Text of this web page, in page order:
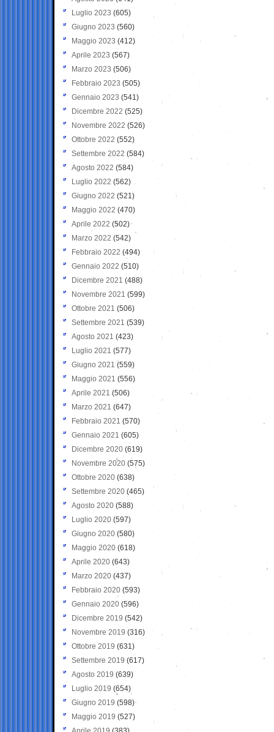
Luglio 2023 (605)
Giugno 2023 (560)
Maggio 2023 (412)
Aprile 2023 (567)
Marzo 2023 (506)
Febbraio 2023 (505)
Gennaio 2023 (541)
Dicembre 2022 (525)
Novembre 2022 (526)
Ottobre 2022 (552)
Settembre 2022 (584)
Agosto 2022 (584)
Luglio 2022 (562)
Giugno 2022 (521)
Maggio 2022 (470)
Aprile 2022 (502)
Marzo 2022 (542)
Febbraio 2022 (494)
Gennaio 2022 (510)
Dicembre 2021 (488)
Novembre 2021 (599)
Ottobre 2021 (506)
Settembre 2021 (539)
Agosto 2021 (423)
Luglio 2021 (577)
Giugno 2021(559)
Maggio 2021 (556)
Aprile 2021 (506)
Marzo 2021 (647)
Febbraio 2021 (570)
Gennaio 2021 (605)
Dicembre 2020 (619)
Novembre 2020 (575)
Ottobre 2020 (638)
Settembre 2020(465)
Agosto 2020 (588)
Luglio 2020 (597)
Giugno 2020 (580)
Maggio 2020 (618)
Aprile 2020 (643)
Marzo 2020 (437)
Febbraio 2020 (593)
Gennaio 2020 (596)
Dicembre 2019 (542)
Novembre 2019 (316)
Ottobre 2019 (631)
Settembre 2019 (617)
Agosto 2019 (639)
Luglio 2019 (654)
Giugno 2019 (598)
Maggio 2019 (527)